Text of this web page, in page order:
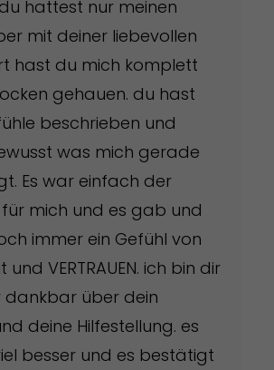
hattest nur meinen
mit deiner liebevollen
hast du mich komplett
gehauen. du hast
beschrieben und
was mich gerade
Es war einfach der
mich und es gab und
immer ein Gefühl von
und VERTRAUEN. ich bin dir
über dein
deine Hilfestellung. es
besser und es bestätigt